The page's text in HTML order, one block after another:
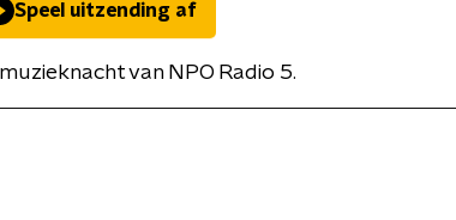
Speel uitzending af
van NPO Radio 5.